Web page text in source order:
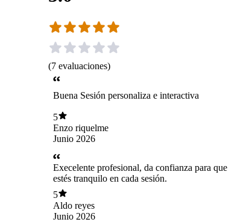
(7 evaluaciones)
Buena Sesión personaliza e interactiva
5
Enzo riquelme
Junio 2026
Execelente profesional, da confianza para que
estés tranquilo en cada sesión.
5
Aldo reyes
Junio 2026